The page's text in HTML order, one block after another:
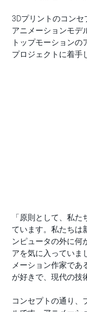
3Dプリントのコン
アニメーションモデ
トップモーション
プロジェクトに着手
「原則として、私
ています。私たちは
ンピュータの外に何
アを気に入っていま
メーション作家であ
が好きで、現代の技
コンセプトの通り、